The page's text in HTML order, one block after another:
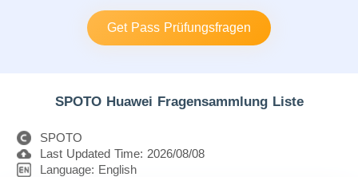
Get Pass Prüfungsfragen
SPOTO Huawei Fragensammlung Liste
SPOTO
Last Updated Time: 2026/08/08
Language: English